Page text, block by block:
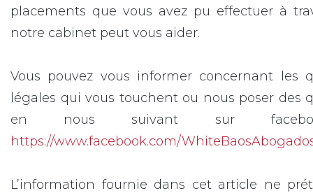
placements que vous avez pu effectuer à
notre cabinet peut vous aider.
Vous pouvez vous informer concernant les
légales qui vous touchent ou nous poser des
en nous suivant sur
https://www.facebook.com/
L’information fournie dans cet article ne